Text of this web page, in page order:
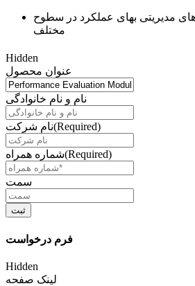
مدیریتی بهای عملکرد در سطوح
مختلف
Hidden
عنوان محصول
نام و نام خانوادگی
نام شرکت(Required)
شماره همراه(Required)
سمت
فرم درخواست
Hidden
لینک صفحه